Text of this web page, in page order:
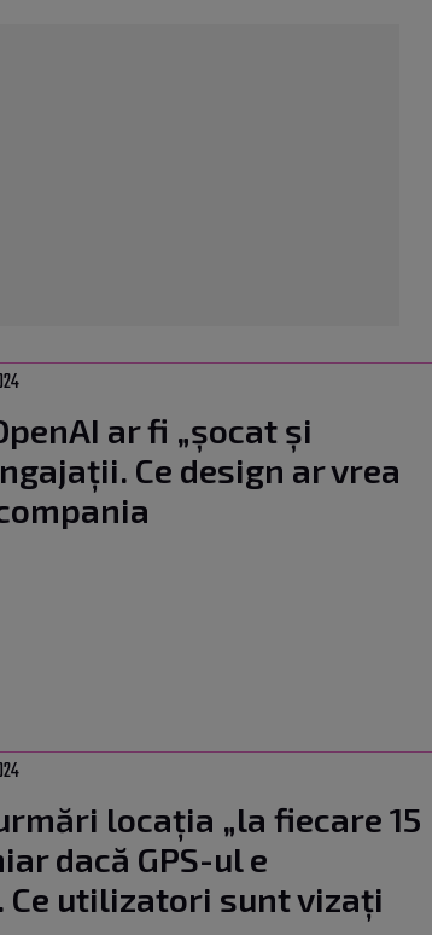
ar fi „șocat și
Ce design ar vrea
locația „la fiecare 15
dacă GPS-ul e
Ce utilizatori sunt vizați